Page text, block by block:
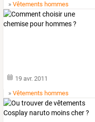
»Vêtements hommes
19 avr. 2011
»Vêtements hommes